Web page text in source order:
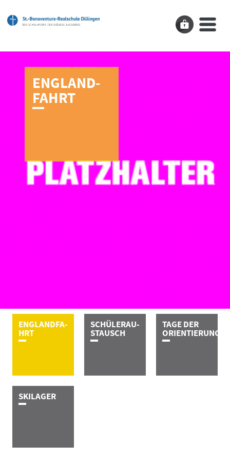
ENGLAND­
FAHRT
E­N­G­L­A­N­D­­­­­­­F­A­
H­R­T
S­C­H­Ü­L­E­R­­­­­­­A­U­
S­­­T­A­U­S­C­H
TAGE DER
ORIEN­TIERUNG
S­K­I­­­L­A­G­E­R